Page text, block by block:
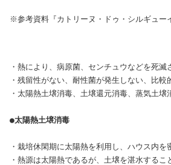
・熱により、病原菌、センチュウなどを死滅
・残留性がない、耐性菌が発生しない、比較
・太陽熱土壌消毒、土壌還元消毒、蒸気土
●太陽熱土壌消毒
・栽培休閑期に太陽熱を利用し、ハウス内
・熱源は太陽熱であるが、土壌を湛水する